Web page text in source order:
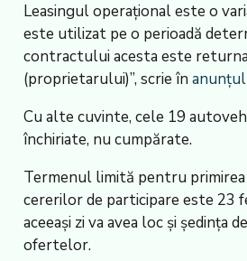
Leasingul operațional este o
este utilizat pe o perioadă
contractului acesta este
(proprietarului)”, scrie în
Cu alte cuvinte, cele 19
închiriate, nu cumpărate.
Termenul limită pentru
cererilor de participare este 23
aceeași zi va avea loc și ședința
ofertelor.